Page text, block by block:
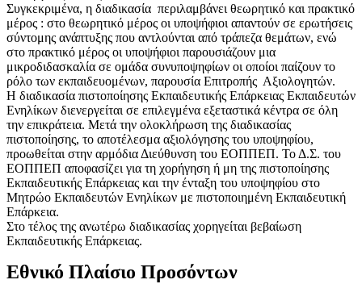
Συγκεκριμένα, η διαδικασία περιλαμβάνει θεωρητικό και πρακτικό
μέρος : στο θεωρητικό μέρος οι υποψήφιοι απαντούν σε ερωτήσεις
σύντομης ανάπτυξης που αντλούνται από τράπεζα θεμάτων, ενώ
στο πρακτικό μέρος οι υποψήφιοι παρουσιάζουν μια
μικροδιδασκαλία σε ομάδα συνυποψηφίων οι οποίοι παίζουν το
ρόλο των εκπαιδευομένων, παρουσία Επιτροπής Αξιολογητών.
Η διαδικασία πιστοποίησης Εκπαιδευτικής Επάρκειας Εκπαιδευτών
Ενηλίκων διενεργείται σε επιλεγμένα εξεταστικά κέντρα σε όλη
την επικράτεια. Μετά την ολοκλήρωση της διαδικασίας
πιστοποίησης, το αποτέλεσμα αξιολόγησης του υποψηφίου,
προωθείται στην αρμόδια Διεύθυνση του ΕΟΠΠΕΠ. Το Δ.Σ. του
ΕΟΠΠΕΠ αποφασίζει για τη χορήγηση ή μη της πιστοποίησης
Εκπαιδευτικής Επάρκειας και την ένταξη του υποψηφίου στο
Μητρώο Εκπαιδευτών Ενηλίκων με πιστοποιημένη Εκπαιδευτική
Επάρκεια.
Στο τέλος της ανωτέρω διαδικασίας χορηγείται βεβαίωση
Εκπαιδευτικής Επάρκειας.
Εθνικό Πλαίσιο Προσόντων